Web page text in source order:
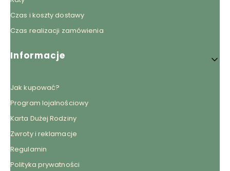
Czas i koszty dostawy
Czas realizacji zamówienia
Informacje
Jak kupować?
Program lojalnościowy
Karta Dużej Rodziny
Zwroty i reklamacje
Regulamin
Polityka prywatności